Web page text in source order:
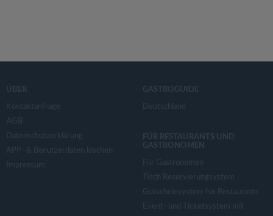
ÜBER
Kontaktanfrage
AGB
Datenschutzerklärung
APP- & Benutzerdaten löschen
Impressum
GASTROGUIDE
Deutschland
FÜR RESTAURANTS UND
GASTRONOMEN
Für Gastronomen
Tisch Reservierungsystem
Gutscheinsystem für Restaurants
Event- und Ticketsystem mit
i
o
n